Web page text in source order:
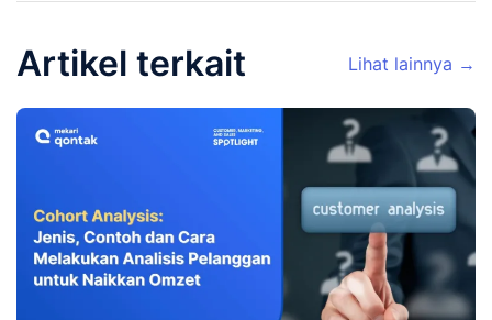
Artikel terkait Lihat lainnya →